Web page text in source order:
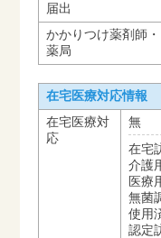
届出
かかりつけ薬剤師・
薬局
在宅医療対応情報
在宅医療対
応
無
在宅
介護
医療
無菌
使用
認定